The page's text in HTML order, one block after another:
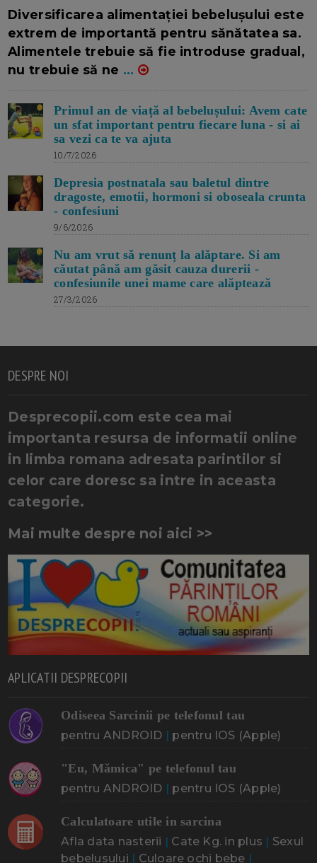
Diversificarea alimentației bebelușului este
extrem de importantă pentru sănătatea sa.
Alimentele trebuie să fie introduse gradual,
nu trebuie să ne ...
Primul an de viață al bebelușului: Avem cate
un sfat important pentru fiecare luna - si ai
sa vezi ca te va ajuta
10/7/2026
Depresia postnatala sau baletul dintre
dragoste, emotii, hormoni si oboseala crunta
- confesiuni
9/6/2026
Nu am vrut să renunț la alăptare. Si am
căutat până am găsit cauza durerii -
confesiunile unei mame care alăptează
27/3/2026
DESPRE NOI
Desprecopii.com este cea mai
importanta resursa de informatii online
in limba romana adresata parintilor si
celor care doresc sa intre in aceasta
categorie.
Mai multe despre noi aici >>
APLICATII DESPRECOPII
Odiseea Sarcinii pe telefonul tau
pentru ANDROID | pentru IOS (Apple)
"Eu, Mămica" pe telefonul tau
pentru ANDROID | pentru IOS (Apple)
Calculatoare utile in sarcina
Afla data nasterii | Cate Kg. in plus | Sexul
bebelusului | Culoare ochi bebe |